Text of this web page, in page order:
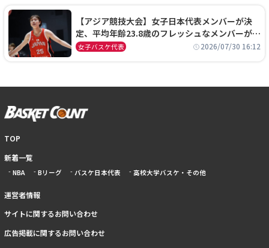
【アジア競技大会】女子日本代表メンバーが決
定、平均年齢23.8歳のフレッシュなメンバーが日
本開催の大舞台で頂点を狙う
女子バスケ代表 2026/07/30 16:12
TOP
新着一覧
NBA Bリーグ バスケ日本代表 高校大学バスケ・その他
運営者情報
サイトに関するお問い合わせ
広告掲載に関するお問い合わせ